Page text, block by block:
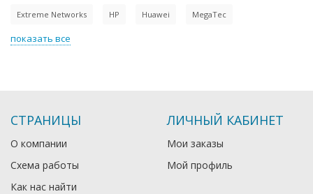
Extreme Networks HP Huawei MegaTec
показать все
СТРАНИЦЫ
О компании
Схема работы
Как нас найти
ЛИЧНЫЙ КАБИНЕТ
Мои заказы
Мой профиль